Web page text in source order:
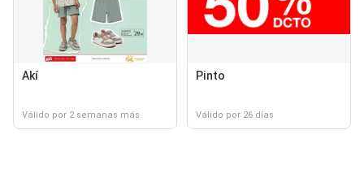
Akí
Válido por 2 semanas más
Pinto
Válido por 26 días